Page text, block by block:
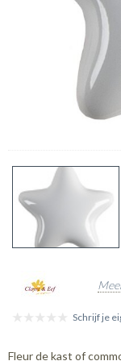
Schrijf je
Fleur de kast of